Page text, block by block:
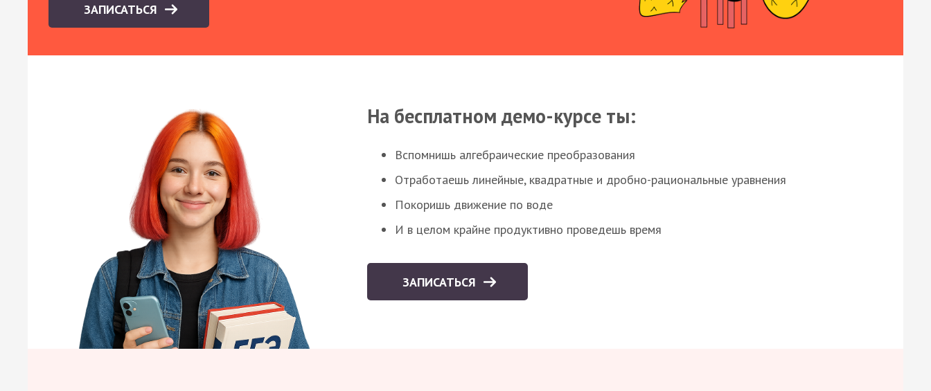
ЗАПИСАТЬСЯ
На бесплатном демо-курсе ты:
Вспомнишь алгебраические преобразования
Отработаешь линейные, квадратные и дробно-рациональные уравнения
Покоришь движение по воде
И в целом крайне продуктивно проведешь время
ЗАПИСАТЬСЯ